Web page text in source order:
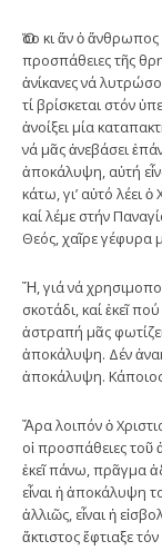
Ὅσο κι ἄν ὁ
προσπάθειες τῆς
ἀνίκανες νά
τί βρίσκεται στόν
ἀνοίξει μία
νά μᾶς ἀνεβάσει
ἀποκάλυψη, αὐτή
κάτω, γι’ αὐτό λέει ὁ
καί λέμε στήν
Θεός, χαῖρε γέφυρα
Ἤ, γιά νά
σκοτάδι, καί ἐκεῖ
ἀστραπή μᾶς
ἀποκάλυψη. Δέν
ἀποκάλυψη.
Ἄρα λοιπόν ὁ
οἱ προσπάθειες τοῦ
ἐκεῖ πάνω, πρᾶγμα
εἶναι ἡ ἀποκάλυψη
ἀλλιῶς, εἶναι ἡ
ἄκτιστος ἔφτιαξε